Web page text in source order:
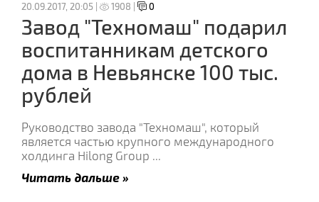
20.09.2017, 20:05 | 1908 | 0
Завод "Техномаш" подарил
воспитанникам детского
дома в Невьянске 100 тыс.
рублей
Руководство завода "Техномаш", который
является частью крупного международного
холдинга Hilong Group ...
Читать дальше »